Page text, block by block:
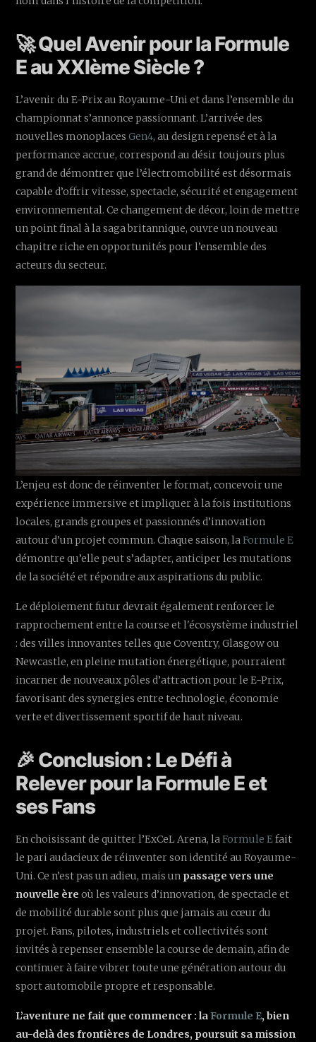
🚀 Quel Avenir pour la Formule
E au XXIème Siècle ?
L’avenir du E-Prix au Royaume-Uni et dans l’ensemble du
championnat s’annonce passionnant. L’arrivée des
nouvelles monoplacesGen4, au design repensé et à la
performance accrue, correspond au désir toujours plus
grand de démontrer que l’électromobilité est désormais
capable d’offrir vitesse, spectacle, sécurité et engagement
environnemental. Ce changement de décor, loin de mettre
un point final à la saga britannique, ouvre un nouveau
chapitre riche en opportunités pour l’ensemble des
acteurs du secteur.
L’enjeu est donc de réinventer le format, concevoir une
expérience immersive et impliquer à la fois institutions
locales, grands groupes et passionnés d’innovation
autour d’un projet commun. Chaque saison, laFormule E
démontre qu’elle peut s’adapter, anticiper les mutations
de la société et répondre aux aspirations du public.
Le déploiement futur devrait également renforcer le
rapprochement entre la course et l'écosystème industriel
: des villes innovantes telles que Coventry, Glasgow ou
Newcastle, en pleine mutation énergétique, pourraient
incarner de nouveaux pôles d’attraction pour le E-Prix,
favorisant des synergies entre technologie, économie
verte et divertissement sportif de haut niveau.
🎉 Conclusion : Le Défi à
Relever pour la Formule E et
ses Fans
En choisissant de quitter l’ExCeL Arena, laFormule Efait
le pari audacieux de réinventer son identité au Royaume-
Uni. Ce n’est pas un adieu, mais un passage vers une
nouvelle ère où les valeurs d’innovation, de spectacle et
de mobilité durable sont plus que jamais au cœur du
projet. Fans, pilotes, industriels et collectivités sont
invités à repenser ensemble la course de demain, afin de
continuer à faire vibrer toute une génération autour du
sport automobile propre et responsable.
L’aventure ne fait que commencer : la Formule E, bien
au-delà des frontières de Londres, poursuit sa mission